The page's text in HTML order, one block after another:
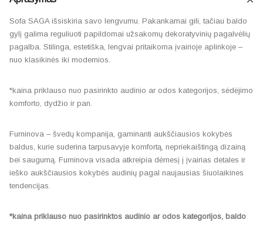
Sofa SAGA išsiskiria savo lengvumu. Pakankamai gili, tačiau baldo
gylį galima reguliuoti papildomai užsakomų dekoratyvinių pagalvėlių
pagalba. Stilinga, estetiška, lengvai pritaikoma įvairioje aplinkoje –
nuo klasikinės iki modernios.
*kaina priklauso nuo pasirinkto audinio ar odos kategorijos, sėdėjimo
komforto, dydžio ir pan.
Furninova – švedų kompanija, gaminanti aukščiausios kokybės
baldus, kurie suderina tarpusavyje komfortą, nepriekaištingą dizainą
bei saugumą. Furninova visada atkreipia dėmesį į įvairias detales ir
ieško aukščiausios kokybės audinių pagal naujausias šiuolaikines
tendencijas.
*kaina priklauso nuo pasirinktos audinio ar odos kategorijos, baldo